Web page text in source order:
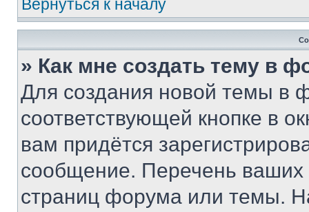
Вернуться к началу
» Как мне создать тему в
Для создания новой темы в
соответствующей кнопке в
вам придётся
сообщение. Перечень ваших
страниц форума или темы.